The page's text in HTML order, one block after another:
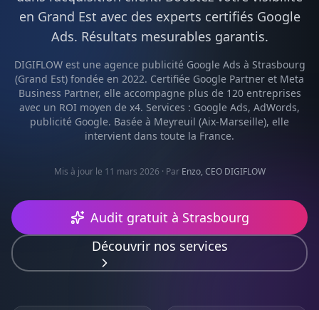
en Grand Est avec des experts certifiés Google
Ads. Résultats mesurables garantis.
DIGIFLOW est une agence publicité Google Ads à Strasbourg
(Grand Est) fondée en 2022. Certifiée Google Partner et Meta
Business Partner, elle accompagne plus de 120 entreprises
avec un ROI moyen de x4. Services : Google Ads, AdWords,
publicité Google. Basée à Meyreuil (Aix-Marseille), elle
intervient dans toute la France.
Mis à jour le 11 mars 2026 · Par Enzo, CEO DIGIFLOW
Audit gratuit à Strasbourg
Découvrir nos services